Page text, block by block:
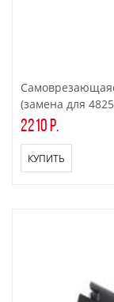
(замена для
2210 р.
КУПИТЬ